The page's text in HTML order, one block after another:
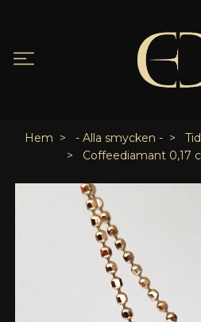
Hem - Alla smycken -
Coffeediamant 0,17